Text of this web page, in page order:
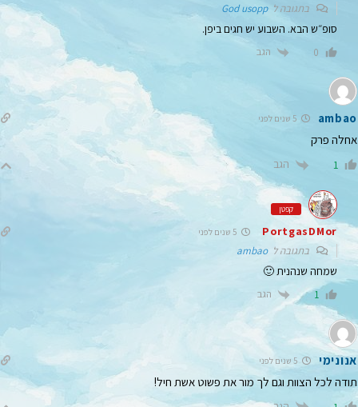
בתגובה לGod usopp
סופ״ש הבא. השבוע יש חגים ביפן.
0 הגב
ambao 5 שנים לפני
אחלה פרק
1 הגב
קפטן
PortgasDMor
בתגובה לambao
שמחה שנהנית 🙂
1 הגב
אנונימי
תודה לכל הצוות וגם לך מור את פשוט אשת חיל!